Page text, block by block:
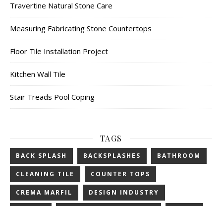
Travertine Natural Stone Care
Measuring Fabricating Stone Countertops
Floor Tile Installation Project
Kitchen Wall Tile
Stair Treads Pool Coping
TAGS
BACK SPLASH BACKSPLASHES BATHROOM
CLEANING TILE COUNTER TOPS
CREMA MARFIL DESIGN INDUSTRY